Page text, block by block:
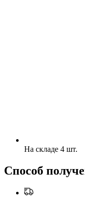
На складе 4 шт.
Способ